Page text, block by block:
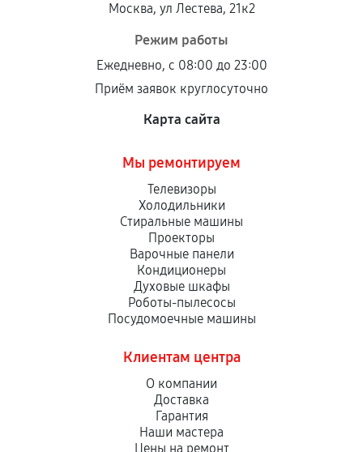
Москва, ул Лестева, 21к2
Режим работы
Ежедневно, с 08:00 до 23:00
Приём заявок круглосуточно
Карта сайта
Мы ремонтируем
Телевизоры
Холодильники
Стиральные машины
Проекторы
Варочные панели
Кондиционеры
Духовые шкафы
Роботы-пылесосы
Посудомоечные машины
Клиентам центра
О компании
Доставка
Гарантия
Наши мастера
Цены на ремонт